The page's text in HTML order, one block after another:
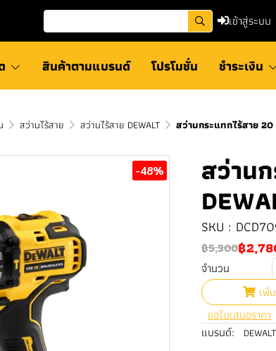
เข้าสู่ระบบ
สินค้าตามแบรนด์ โปรโมชั่น ชำระเงิน
สว่านไร้สาย สว่านไร้สาย DEWALT สว่านกระแทกไร้สาย 20
-48% สว่าน
SKU :
฿5,300฿
จำนวน
เพิ่
ขอใบเสนอราคา
แบรนด์:
DEWALT